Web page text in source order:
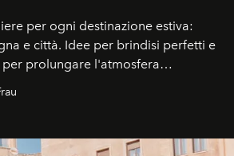
per ogni destinazione estiva:
e città. Idee per brindisi perfetti e
per prolungare l'atmosfera